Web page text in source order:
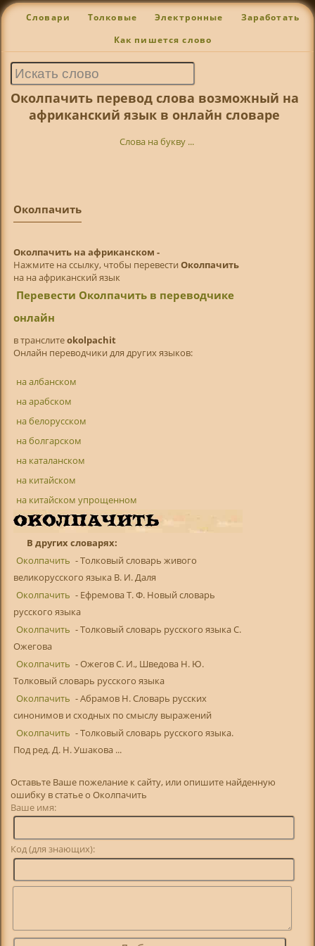
Словари Толковые Электронные Заработать
Как пишется слово
Околпачить перевод слова возможный на
африканский язык в онлайн словаре
Слова на букву ...
Околпачить
Околпачить на африканском -
Нажмите на ссылку, чтобы перевести Околпачить
на на африканский язык
Перевести Околпачить в переводчике
онлайн
в транслитeokolpachit
Онлайн переводчики для других языков:
на албанском
на арабском
на белорусском
на болгарском
на каталанском
на китайском
на китайском упрощенном
В других словарях:
Околпачить - Толковый словарь живого
великорусского языка В. И. Даля
Околпачить - Ефремова Т. Ф. Новый словарь
русского языка
Околпачить - Толковый словарь русского языка С.
Ожегова
Околпачить - Ожегов С. И., Шведова Н. Ю.
Толковый словарь русского языка
Околпачить - Абрамов Н. Словарь русских
синонимов и сходных по смыслу выражений
Околпачить - Толковый словарь русского языка.
Под ред. Д. Н. Ушакова ...
Оставьте Ваше пожелание к сайту, или опишите найденную
ошибку в статье о Околпачить
Ваше имя:
Код (для знающих):